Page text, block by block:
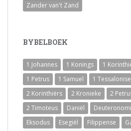
Zander van't Zand
BYBELBOEK
1 Johannes 1 Konings 1
1 Petrus
1 Samuel 1
2 Korinthiërs
2 Kronieke 2
2 Timoteus
Daniël
Eksodus
Esegiël Filippense